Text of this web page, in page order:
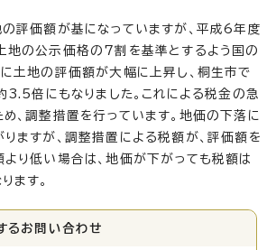
評価額が基になっていますが、平成6年度
地の公示価格の7割を基準とするよう国の
土地の評価額が大幅に上昇し、桐生市で
倍にもなりました。これによる税金の急
、調整措置を行っています。地価の下落に
ますが、調整措置による税額が、評価額を
り低い場合は、地価が下がっても税額は
ます。
る お問い合わせ